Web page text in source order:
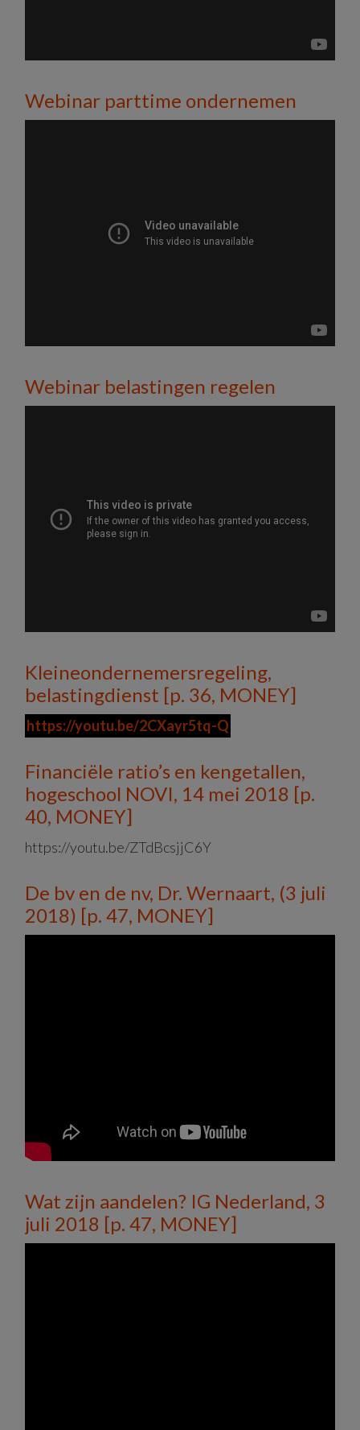
Webinar parttime ondernemen
Webinar belastingen regelen
Kleineondernemersregeling,
belastingdienst [p. 36, MONEY]
https://youtu.be/2CXayr5tq-Q
Financiële ratio’s en kengetallen,
hogeschool NOVI, 14 mei 2018 [p.
40, MONEY]
https://youtu.be/ZTdBcsjjC6Y
De bv en de nv, Dr. Wernaart, (3 juli
2018) [p. 47, MONEY]
Wat zijn aandelen? IG Nederland, 3
juli 2018 [p. 47, MONEY]